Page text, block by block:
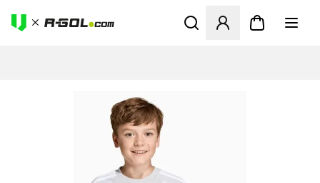
Ανοίγει ένα Modal για να